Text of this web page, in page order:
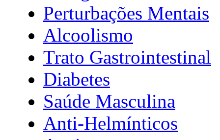
Perturbações Mentais
Alcoolismo
Trato Gastrointestinal
Diabetes
Saúde Masculina
Anti-Helmínticos